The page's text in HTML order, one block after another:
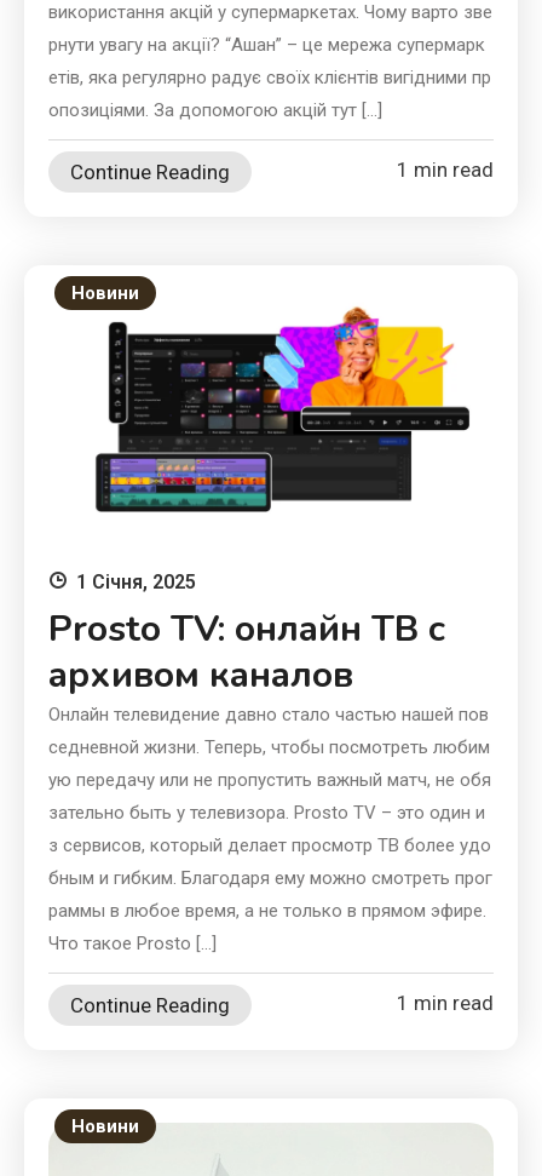
використання акцій у супермаркетах. Чому варто зве
рнути увагу на акції? “Ашан” – це мережа супермарк
етів, яка регулярно радує своїх клієнтів вигідними пр
опозиціями. За допомогою акцій тут […]
Continue Reading 1 min read
Новини
1 Січня, 2025
Prosto TV: онлайн ТВ с
архивом каналов
Онлайн телевидение давно стало частью нашей пов
седневной жизни. Теперь, чтобы посмотреть любим
ую передачу или не пропустить важный матч, не обя
зательно быть у телевизора. Prosto TV – это один и
з сервисов, который делает просмотр ТВ более удо
бным и гибким. Благодаря ему можно смотреть прог
раммы в любое время, а не только в прямом эфире.
Что такое Prosto […]
Continue Reading 1 min read
Новини